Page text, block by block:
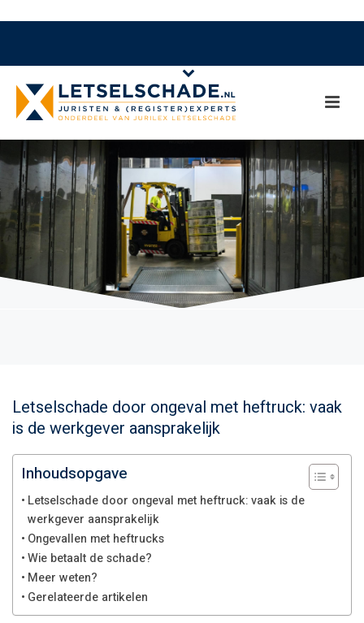
Letselschade door ongeval met heftruck: vaak
is de werkgever aansprakelijk
Inhoudsopgave
Letselschade door ongeval met heftruck: vaak is de
werkgever aansprakelijk
Ongevallen met heftrucks
Wie betaalt de schade?
Meer weten?
Gerelateerde artikelen